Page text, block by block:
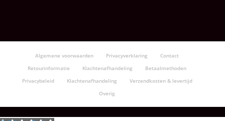
Algemene voorwaarden Privacyverklaring
Contact
Retourinformatie
Klachtenafhandeling
Betaalmethoden
Privacybeleid
Klachtenafhandeling
Verzendkosten & levertijd
Overig